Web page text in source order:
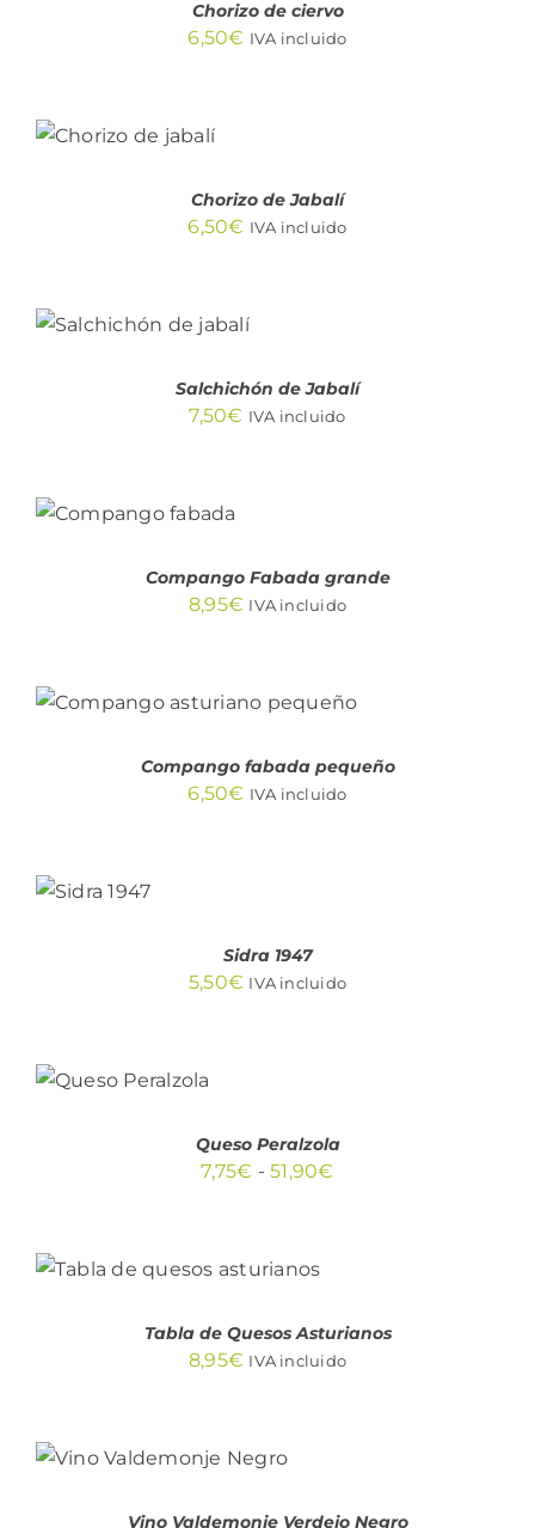
hasta
82,45€
Chorizo de ciervo
6,50€ IVA incluido
CARRITO
Chorizo de Jabalí
6,50€ IVA incluido
CARRITO
/
Salchichón de Jabalí
7,50€ IVA incluido
CARRITO
Compango Fabada grande
8,95€ IVA incluido
AÑADIR AL CARRITO
/
DETALLES
Compango fabada pequeño
6,50€ IVA incluido
CARRITO
Sidra 1947
5,50€ IVA incluido
OPCIONES
MÚLTIPLES
VARIANTES.
PUEDEN
Queso Peralzola
7,75€ - 51,90€
hasta
51,90€
/
Tabla de Quesos Asturianos
8,95€ IVA incluido
CARRITO
/
Vino Valdemonje Verdejo Negro